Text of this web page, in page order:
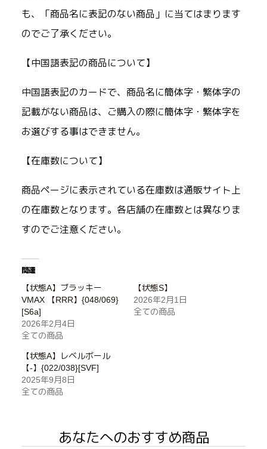
も、「商品名に表記のない商品」に当てはまります
のでご了承ください。
【中国語表記の商品について】
中国語表記のカードで、商品名に簡体字・繁体字の
記載がない商品は、ご購入の際に簡体字・繁体字を
お選びする事はできません。
【在庫数について】
商品ページに表示されている在庫数は通販サイト上
の在庫数となります。各店舗の在庫数とは異なりま
すのでご注意ください。
関連
【状態A】ブラッキー
VMAX 【RRR】{048/069}
[S6a]
2026年2月4日
全ての商品
【状態S】
2026年2月1日
全ての商品
【状態A】レベルボール
【-】{022/038}[SVF]
2025年9月8日
全ての商品
あなたへのおすすめ商品